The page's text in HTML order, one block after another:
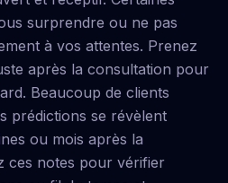
surprendre ou ne pas
à vos attentes. Prenez
après la consultation pour
Beaucoup de clients
prédictions se révèlent
ou mois après la
ces notes pour vérifier